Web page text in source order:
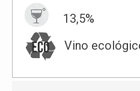
13,5%
Vino